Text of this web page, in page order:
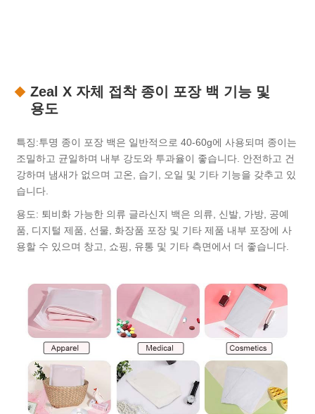
Zeal X 자체 접착 종이 포장 백 기능 및
용도
특징:투명 종이 포장 백은 일반적으로 40-60g에 사용되며 종이는
조밀하고 균일하며 내부 강도와 투과율이 좋습니다. 안전하고 건
강하며 냄새가 없으며 고온, 습기, 오일 및 기타 기능을 갖추고 있
습니다.
용도: 퇴비화 가능한 의류 글라신지 백은 의류, 신발, 가방, 공예
품, 디지털 제품, 선물, 화장품 포장 및 기타 제품 내부 포장에 사
용할 수 있으며 창고, 쇼핑, 유통 및 기타 측면에서 더 좋습니다.